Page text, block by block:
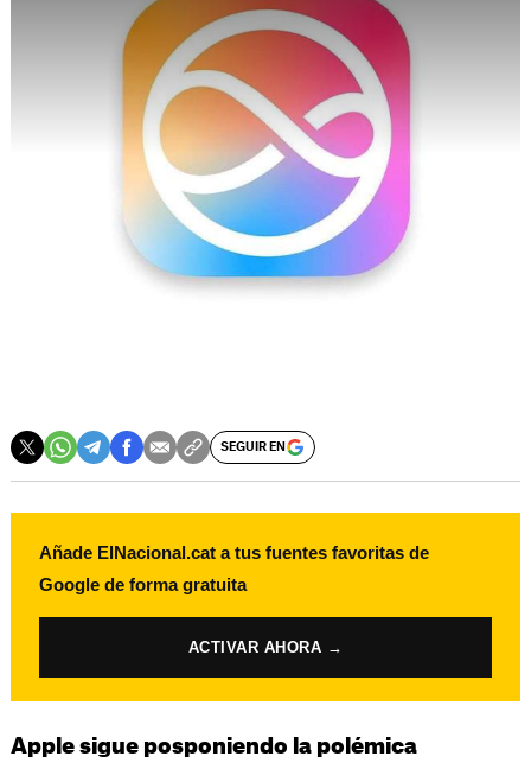
SEGUIR EN
Añade ElNacional.cat a tus fuentes favoritas de
Google de forma gratuita
ACTIVAR AHORA →
Apple sigue posponiendo la polémica